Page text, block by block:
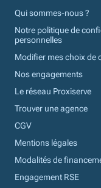
Qui sommes-nous ?
Notre politique de
personnelles
Modifier mes choix de
Nos engagements
Le réseau Proxiserve
Trouver une agence
CGV
Mentions légales
Modalités de
Engagement RSE